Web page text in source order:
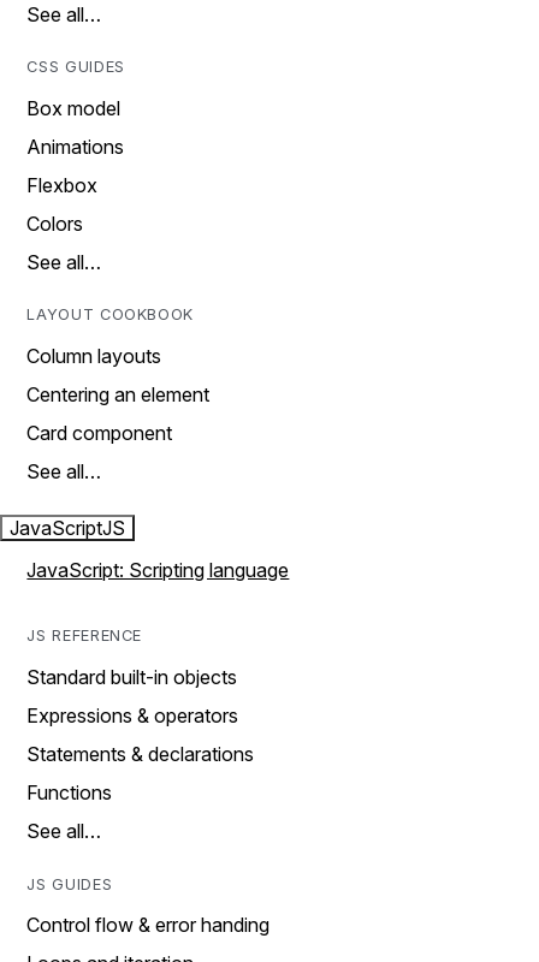
See all…
CSS GUIDES
Box model
Animations
Flexbox
Colors
See all…
LAYOUT COOKBOOK
Column layouts
Centering an element
Card component
See all…
JavaScriptJS
JavaScript: Scripting language
JS REFERENCE
Standard built-in objects
Expressions & operators
Statements & declarations
Functions
See all…
JS GUIDES
Control flow & error handing